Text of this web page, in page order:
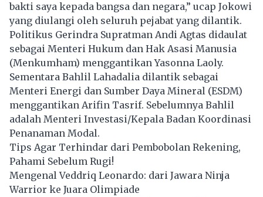
bakti saya kepada bangsa dan negara,” ucap Jokowi
yang diulangi oleh seluruh pejabat yang dilantik.
Politikus Gerindra Supratman Andi Agtas didaulat
sebagai Menteri Hukum dan Hak Asasi Manusia
(Menkumham) menggantikan Yasonna Laoly.
Sementara Bahlil Lahadalia dilantik sebagai
Menteri Energi dan Sumber Daya Mineral (ESDM)
menggantikan Arifin Tasrif. Sebelumnya Bahlil
adalah Menteri Investasi/Kepala Badan Koordinasi
Penanaman Modal.
Tips Agar Terhindar dari Pembobolan Rekening,
Pahami Sebelum Rugi!
Mengenal Veddriq Leonardo: dari Jawara Ninja
Warrior ke Juara Olimpiade